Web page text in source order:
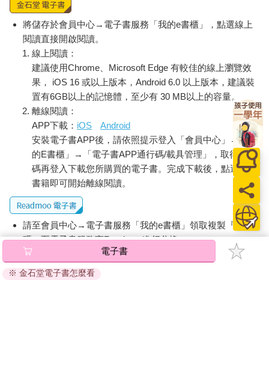
點，標記她的句子結束，她還活著。」這是隱喻。
前者藉由暑氣、黏稠的氛圍，能讓人清楚意識到襯衫的狀態（與
某種曖昧的官能性）；然而，後者所要呈現的幽微處境，幾乎是
難以用「具體」所承載的向度。
另一個廣受談論的「隱喻」經典案例，當屬著名的英國文豪、劇
作家威廉．莎士比亞（William Shakespeare）在《皆大歡喜》
（As You Like It）中的句子：「世界是一座舞台，所有男人和女
人只是演戲的人；他們有各自的出場及進場。」（All the world's
a stage,/ And all the men and women merely Players;/ They have
their exits and their entrances.）第一層隱喻以「舞台」勾勒出世
界的輪廓，到了第二層隱喻則將「男人」與「女人」視為舞台的
表演者，暗示人類也只不過是穿梭其中（世界）的一員，所謂的
「進場」與「出場」同時隱喻了人的生與死。透過隱喻的重重焊
接，莎士比亞成功塑造了一種極具說服力的連結。
在一九八○年代，許多語言學家就已經認為，隱喻不只存在於修辭
中，其實在人類的普遍思維與日常行為裡，隱喻也無所不在。因
為我們所思維、記憶、行動的概念系統，其實本質上就是「隱喻
性」的。我們藉由不斷打比方的過程，在許多「相似」裡開創出
新的事物，用以認知或者顛覆世界既有的觀點。
自此，對於有志於文學的寫作者來說，如果在路上隨機遇見一個
（或是許多個）隱喻：停下來思考，玩耍，甚至互相狩獵，大概
將儲存於會員中心→電子書服務「我的e書櫃」，點選線上
閱讀直接開啟閱讀。
線上閱讀：
建議使用Chrome、Microsoft Edge 有較佳的線上瀏覽效
果， iOS 16 或以上版本，Android 6.0 以上版本，建議裝
置有6GB以上的記憶體，至少有 30 MB以上的容量。
離線閱讀：
APP下載： iOS
Android
安裝電子書APP後，請依照提示登入「會員中心」→「我
的E書櫃」→「電子書APP通行碼/載具管理」，取得通行
碼再登入下載您所購買的電子書。完成下載後，點選任一
書籍即可開始離線閱讀。
請至會員中心→電子書服務「我的e書櫃」領取複製『兌換
碼』至電子書服務商Readmoo進行兌換。
退換貨須知：
因版權保護，您在金石堂所購買的電子書僅能以金石堂專屬
電子書
※ 金石堂電子書怎麼看